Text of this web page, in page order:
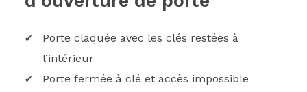
Porte claquée avec les clés restées à
l’intérieur
Porte fermée à clé et accès impossible